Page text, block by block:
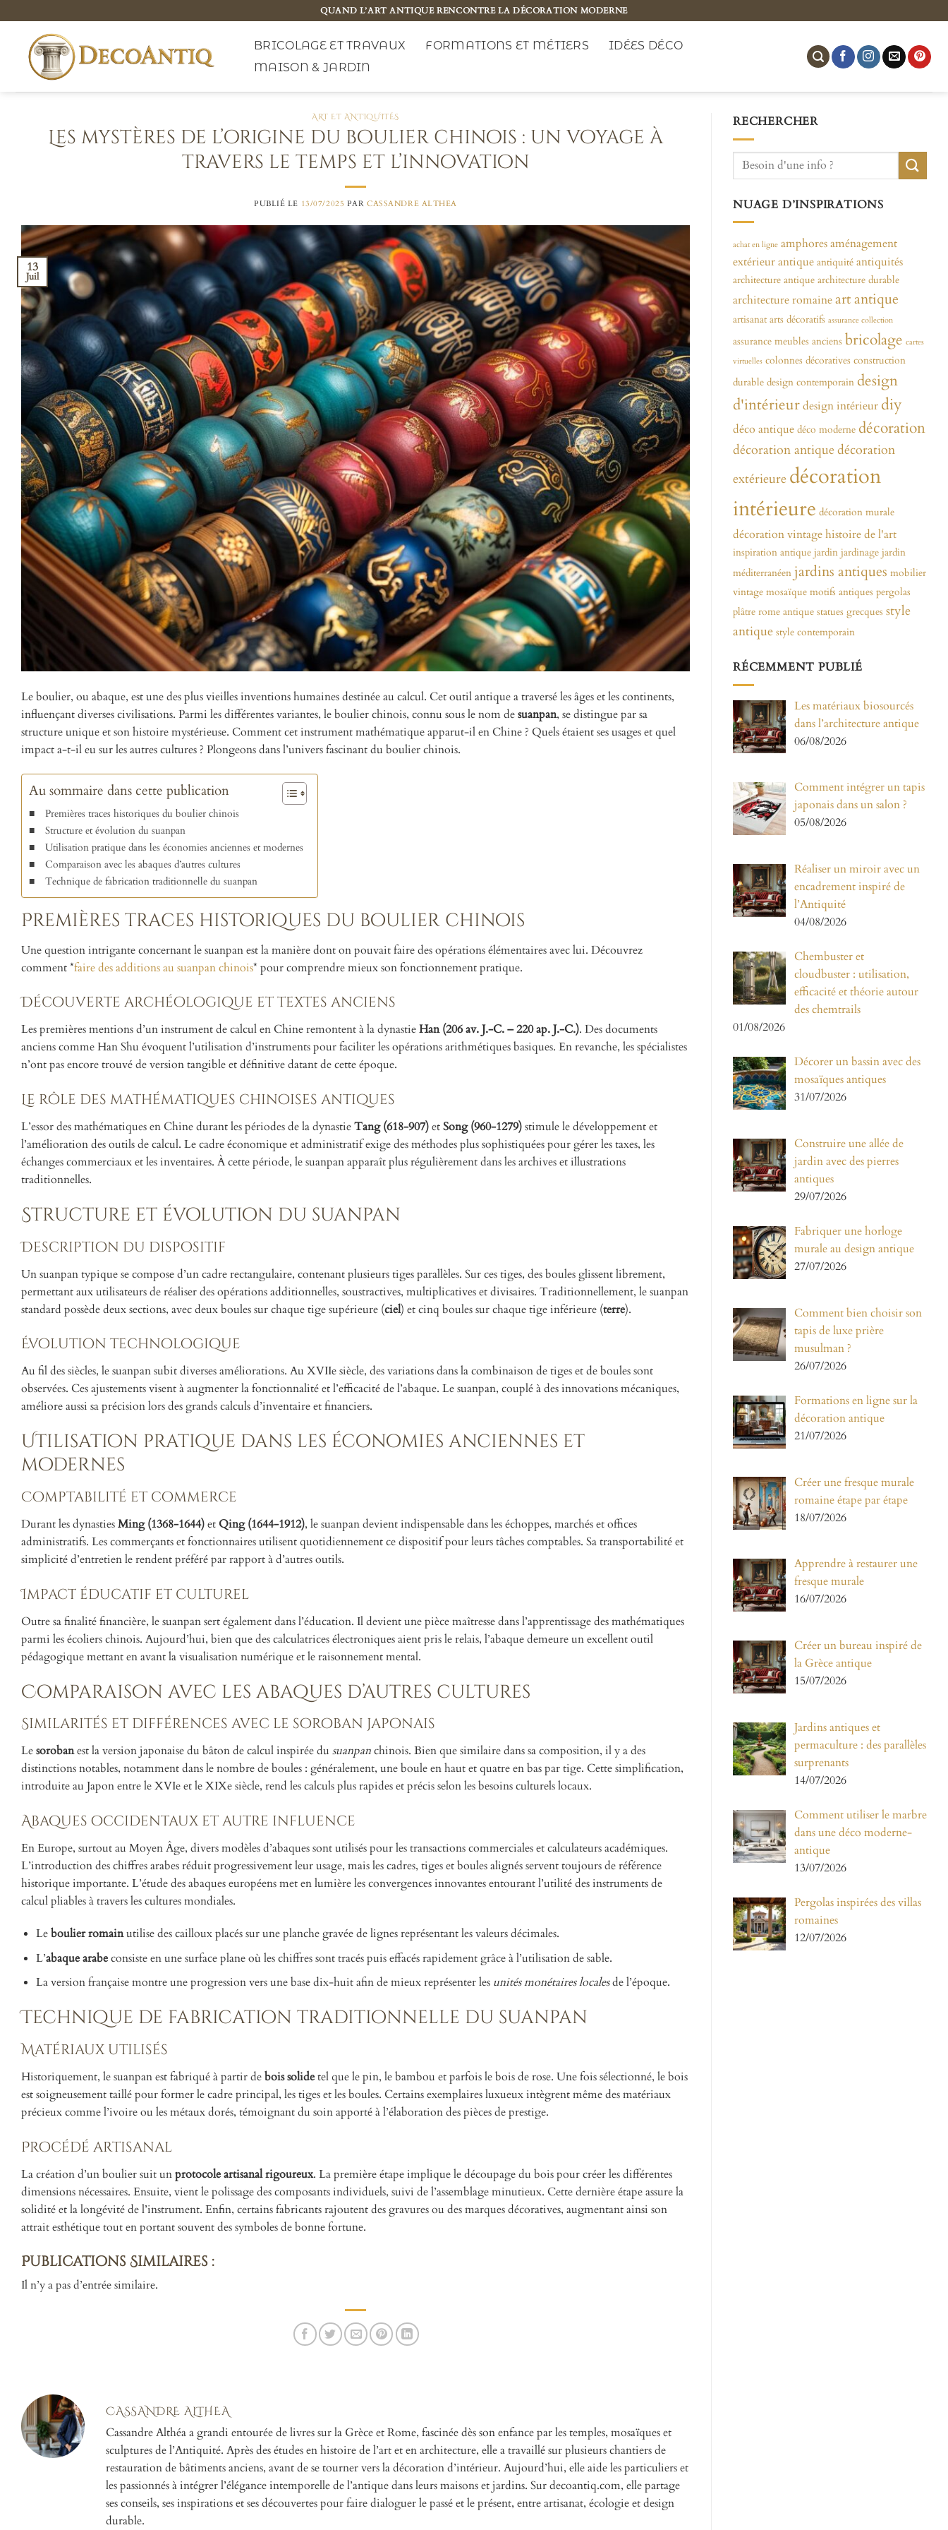
au
contenu
QUAND L’ART ANTIQUE RENCONTRE LA DÉCORATION MODERNE
BRICOLAGE ET TRAVAUX FORMATIONS ET MÉTIERS
IDÉES DÉCO
MAISON & JARDIN
ART ET ANTIQUITÉS
Les mystères de l’origine du boulier chinois : un voyage à
travers le temps et l’innovation
PUBLIÉ LE 13/07/2025 PARCASSANDRE ALTHEA
13
Juil
Le boulier, ou abaque, est une des plus vieilles inventions humaines destinée au calcul. Cet outil antique a traversé les âges et les continents,
influençant diverses civilisations. Parmi les différentes variantes, le boulier chinois, connu sous le nom desuanpan, se distingue par sa
structure unique et son histoire mystérieuse. Comment cet instrument mathématique apparut-il en Chine ? Quels étaient ses usages et quel
impact a-t-il eu sur les autres cultures ? Plongeons dans l’univers fascinant du boulier chinois.
Au sommaire dans cette publication
Premières traces historiques du boulier chinois
Structure et évolution du suanpan
Utilisation pratique dans les économies anciennes et modernes
Comparaison avec les abaques d’autres cultures
Technique de fabrication traditionnelle du suanpan
Premières traces historiques du boulier chinois
Une question intrigante concernant le suanpan est la manière dont on pouvait faire des opérations élémentaires avec lui. Découvrez
comment *faire des additions au suanpan chinois* pour comprendre mieux son fonctionnement pratique.
Découverte archéologique et textes anciens
Les premières mentions d’un instrument de calcul en Chine remontent à la dynastieHan (206 av. J.-C. – 220 ap. J.-C.). Des documents
anciens comme Han Shu évoquent l’utilisation d’instruments pour faciliter les opérations arithmétiques basiques. En revanche, les spécialistes
n’ont pas encore trouvé de version tangible et définitive datant de cette époque.
Le rôle des mathématiques chinoises antiques
L’essor des mathématiques en Chine durant les périodes de la dynastieTang (618-907)etSong (960-1279)stimule le développement et
l’amélioration des outils de calcul. Le cadre économique et administratif exige des méthodes plus sophistiquées pour gérer les taxes, les
échanges commerciaux et les inventaires. À cette période, le suanpan apparaît plus régulièrement dans les archives et illustrations
traditionnelles.
Structure et évolution du suanpan
Description du dispositif
Un suanpan typique se compose d’un cadre rectangulaire, contenant plusieurs tiges parallèles. Sur ces tiges, des boules glissent librement,
permettant aux utilisateurs de réaliser des opérations additionnelles, soustractives, multiplicatives et divisaires. Traditionnellement, le suanpan
standard possède deux sections, avec deux boules sur chaque tige supérieure (ciel) et cinq boules sur chaque tige inférieure (terre).
Évolution technologique
Au fil des siècles, le suanpan subit diverses améliorations. Au XVIIe siècle, des variations dans la combinaison de tiges et de boules sont
observées. Ces ajustements visent à augmenter la fonctionnalité et l’efficacité de l’abaque. Le suanpan, couplé à des innovations mécaniques,
améliore aussi sa précision lors des grands calculs d’inventaire et financiers.
Utilisation pratique dans les économies anciennes et
modernes
Comptabilité et commerce
Durant les dynastiesMing (1368-1644)et Qing (1644-1912), le suanpan devient indispensable dans les échoppes, marchés et offices
administratifs. Les commerçants et fonctionnaires utilisent quotidiennement ce dispositif pour leurs tâches comptables. Sa transportabilité et
simplicité d’entretien le rendent préféré par rapport à d’autres outils.
Impact éducatif et culturel
Outre sa finalité financière, le suanpan sert également dans l’éducation. Il devient une pièce maîtresse dans l’apprentissage des mathématiques
parmi les écoliers chinois. Aujourd’hui, bien que des calculatrices électroniques aient pris le relais, l’abaque demeure un excellent outil
pédagogique mettant en avant la visualisation numérique et le raisonnement mental.
Comparaison avec les abaques d’autres cultures
Similarités et différences avec le soroban japonais
Lesorobanest la version japonaise du bâton de calcul inspirée du suanpanchinois. Bien que similaire dans sa composition, il y a des
distinctions notables, notamment dans le nombre de boules : généralement, une boule en haut et quatre en bas par tige. Cette simplification,
introduite au Japon entre le XVIe et le XIXe siècle, rend les calculs plus rapides et précis selon les besoins culturels locaux.
Abaques occidentaux et autre influence
En Europe, surtout au Moyen Âge, divers modèles d’abaques sont utilisés pour les transactions commerciales et calculateurs académiques.
L’introduction des chiffres arabes réduit progressivement leur usage, mais les cadres, tiges et boules alignés servent toujours de référence
historique importante. L’étude des abaques européens met en lumière les convergences innovantes entourant l’utilité des instruments de
calcul pliables à travers les cultures mondiales.
Leboulier romainutilise des cailloux placés sur une planche gravée de lignes représentant les valeurs décimales.
L’abaque arabeconsiste en une surface plane où les chiffres sont tracés puis effacés rapidement grâce à l’utilisation de sable.
La version française montre une progression vers une base dix-huit afin de mieux représenter les unités monétaires localesde l’époque.
Technique de fabrication traditionnelle du suanpan
Matériaux utilisés
Historiquement, le suanpan est fabriqué à partir debois solidetel que le pin, le bambou et parfois le bois de rose. Une fois sélectionné, le bois
est soigneusement taillé pour former le cadre principal, les tiges et les boules. Certains exemplaires luxueux intègrent même des matériaux
précieux comme l’ivoire ou les métaux dorés, témoignant du soin apporté à l’élaboration des pièces de prestige.
Procédé artisanal
La création d’un boulier suit unprotocole artisanal rigoureux. La première étape implique le découpage du bois pour créer les différentes
dimensions nécessaires. Ensuite, vient le polissage des composants individuels, suivi de l’assemblage minutieux. Cette dernière étape assure la
solidité et la longévité de l’instrument. Enfin, certains fabricants rajoutent des gravures ou des marques décoratives, augmentant ainsi son
attrait esthétique tout en portant souvent des symboles de bonne fortune.
Publications Similaires :
Il n’y a pas d’entrée similaire.
CASSANDRE ALTHEA
Cassandre Althéa a grandi entourée de livres sur la Grèce et Rome, fascinée dès son enfance par les temples, mosaïques et
sculptures de l’Antiquité. Après des études en histoire de l’art et en architecture, elle a travaillé sur plusieurs chantiers de
restauration de bâtiments anciens, avant de se tourner vers la décoration d’intérieur. Aujourd’hui, elle aide les particuliers et
les passionnés à intégrer l’élégance intemporelle de l’antique dans leurs maisons et jardins. Sur decoantiq.com, elle partage
ses conseils, ses inspirations et ses découvertes pour faire dialoguer le passé et le présent, entre artisanat, écologie et design
durable.
RECHERCHER
NUAGE D’INSPIRATIONS
achat en ligne amphoresaménagement
extérieurantique antiquité antiquités
architecture antique architecture durable
architecture romaineart antique
artisanat arts décoratifs assurance collection
assurance meubles anciens bricolage cartes
virtuelles colonnes décoratives construction
durable design contemporain design
d'intérieurdesign intérieur diy
déco antique déco moderne décoration
décoration antiquedécoration
extérieure décoration
intérieure décoration murale
décoration vintagehistoire de l'art
inspiration antique jardin jardinage jardin
méditerranéen jardins antiques mobilier
vintage mosaïque motifs antiques pergolas
plâtre rome antique statues grecques style
antique style contemporain
RÉCEMMENT PUBLIÉ
Les matériaux biosourcés
dans l’architecture antique
06/08/2026
Comment intégrer un tapis
japonais dans un salon ?
05/08/2026
Réaliser un miroir avec un
encadrement inspiré de
l’Antiquité
04/08/2026
Chembuster et
cloudbuster : utilisation,
efficacité et théorie autour
des chemtrails
01/08/2026
Décorer un bassin avec des
mosaïques antiques
31/07/2026
Construire une allée de
jardin avec des pierres
antiques
29/07/2026
Fabriquer une horloge
murale au design antique
27/07/2026
Comment bien choisir son
tapis de luxe prière
musulman ?
26/07/2026
Formations en ligne sur la
décoration antique
21/07/2026
Créer une fresque murale
romaine étape par étape
18/07/2026
Apprendre à restaurer une
fresque murale
16/07/2026
Créer un bureau inspiré de
la Grèce antique
15/07/2026
Jardins antiques et
permaculture : des parallèles
surprenants
14/07/2026
Comment utiliser le marbre
dans une déco moderne-
antique
13/07/2026
Pergolas inspirées des villas
romaines
12/07/2026